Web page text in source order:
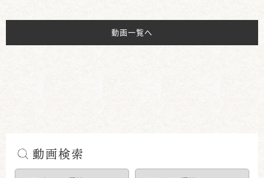
動画一覧へ
動画検索